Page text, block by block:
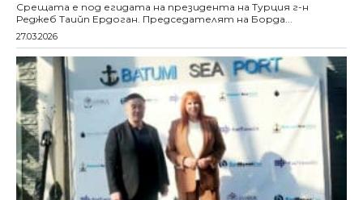
Срещата е под егидата на президента на Турция г-н
Реджеб Таийп Ердоган. Председателят на Борда...
27.03.2026